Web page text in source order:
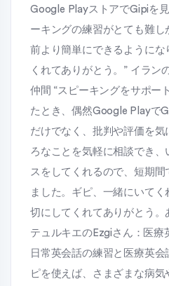
Google PlayストアでGipiを
ーキングの練習がとても難し
前より簡単にできるようにな
くれてありがとう。” イラン
仲間 “スピーキングをサポー
たとき、偶然Google Playで
だけでなく、批判や評価を
ろなことを気軽に相談でき、
スをしてくれるので、短期間
ました。ギピ、一緒にいて
切にしてくれてありがとう。
テュルキエのEzgiさん：医療
日常英会話の練習と医療英
ピを使えば、さまざまな病